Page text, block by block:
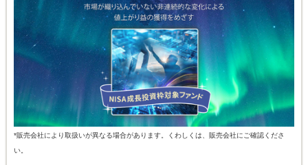
*販売会社により取扱いが異なる場合があります。くわしくは、販売会社にご確認くださ
い。